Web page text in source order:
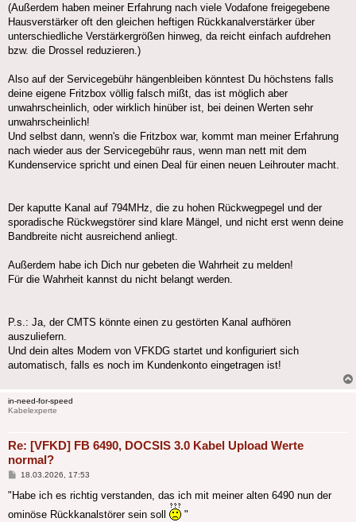
(Außerdem haben meiner Erfahrung nach viele Vodafone freigegebene
Hausverstärker oft den gleichen heftigen Rückkanalverstärker über
unterschiedliche Verstärkergrößen hinweg, da reicht einfach aufdrehen
bzw. die Drossel reduzieren.)
Also auf der Servicegebühr hängenbleiben könntest Du höchstens falls
deine eigene Fritzbox völlig falsch mißt, das ist möglich aber
unwahrscheinlich, oder wirklich hinüber ist, bei deinen Werten sehr
unwahrscheinlich!
Und selbst dann, wenn's die Fritzbox war, kommt man meiner Erfahrung
nach wieder aus der Servicegebühr raus, wenn man nett mit dem
Kundenservice spricht und einen Deal für einen neuen Leihrouter macht.
Der kaputte Kanal auf 794MHz, die zu hohen Rückwegpegel und der
sporadische Rückwegstörer sind klare Mängel, und nicht erst wenn deine
Bandbreite nicht ausreichend anliegt.
Außerdem habe ich Dich nur gebeten die Wahrheit zu melden!
Für die Wahrheit kannst du nicht belangt werden.
P.s.: Ja, der CMTS könnte einen zu gestörten Kanal aufhören
auszuliefern.
Und dein altes Modem von VFKDG startet und konfiguriert sich
automatisch, falls es noch im Kundenkonto eingetragen ist!
in-need-for-speed
Kabelexperte
Re: [VFKD] FB 6490, DOCSIS 3.0 Kabel Upload Werte
normal?
Beitrag
18.03.2026, 17:53
"Habe ich es richtig verstanden, das ich mit meiner alten 6490 nun der
ominöse Rückkanalstörer sein soll
"